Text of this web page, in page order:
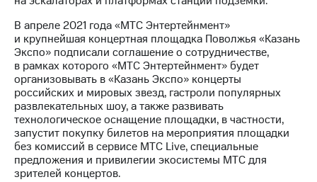
В апреле 2021 года «МТС Энтертейнмент»
и крупнейшая концертная площадка Поволжья «Казань
Экспо» подписали соглашение о сотрудничестве,
в рамках которого «МТС Энтертейнмент» будет
организовывать в «Казань Экспо» концерты
российских и мировых звезд, гастроли популярных
развлекательных шоу, а также развивать
технологическое оснащение площадки, в частности,
запустит покупку билетов на мероприятия площадки
без комиссий в сервисе МТС Live, специальные
предложения и привилегии экосистемы МТС для
зрителей концертов.